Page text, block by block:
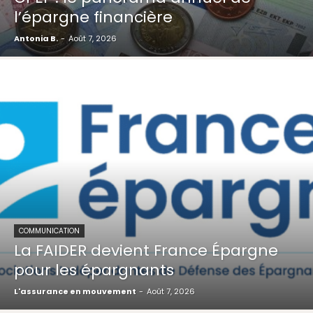
l’épargne financière
Antonia B. - Août 7, 2026
COMMUNICATION
La FAIDER devient France Épargne
pour les épargnants
L'assurance en mouvement - Août 7, 2026